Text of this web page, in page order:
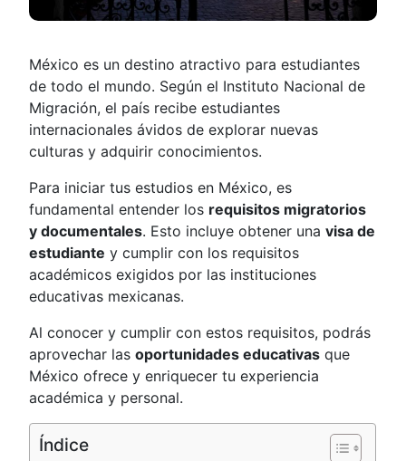
México es un destino atractivo para estudiantes
de todo el mundo. Según el Instituto Nacional de
Migración, el país recibe estudiantes
internacionales ávidos de explorar nuevas
culturas y adquirir conocimientos.
Para iniciar tus estudios en México, es
fundamental entender los requisitos migratorios
y documentales. Esto incluye obtener unavisa de
estudiante y cumplir con los requisitos
académicos exigidos por las instituciones
educativas mexicanas.
Al conocer y cumplir con estos requisitos, podrás
aprovechar lasoportunidades educativas que
México ofrece y enriquecer tu experiencia
académica y personal.
Índice